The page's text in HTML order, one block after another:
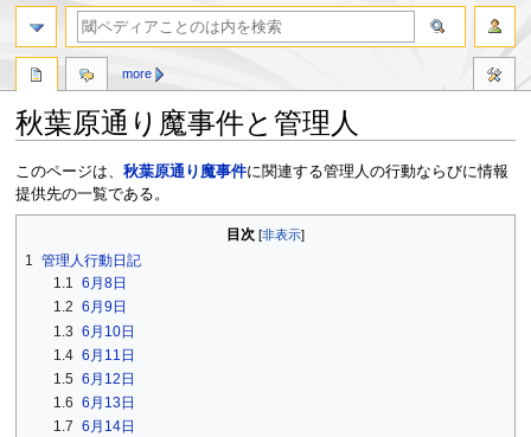
秋葉原通り魔事件と管理人
ナ
ビ
ゲ
シ
検
索
に
動
このページは、 秋葉原通り魔事件に関連する管理人の行動ならびに情報
提供先の一覧である。
目次
1 管理人行動日記
1.1 6月8日
1.2 6月9日
1.3 6月10日
1.4 6月11日
1.5 6月12日
1.6 6月13日
1.7 6月14日
more